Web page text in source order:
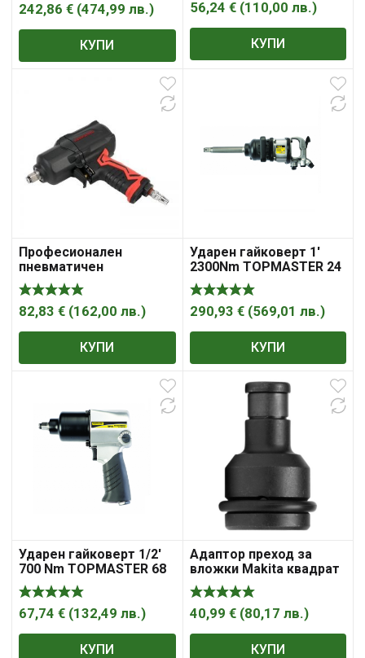
242,86 € (474,99 лв.)
КУПИ
AEROPRO 51359
56,24 € (110,00 лв.)
КУПИ
Професионален
пневматичен
композитен гайковерт
1400 Nm 1/2″ Dr. А301
82,83 € (162,00 лв.)
КУПИ
Ударен гайковерт 1′
2300Nm TOPMASTER 24
290,93 € (569,01 лв.)
КУПИ
Ударен гайковерт 1/2′
700 Nm TOPMASTER 68
67,74 € (132,49 лв.)
КУПИ
Адаптор преход за
вложки Makita квадрат
– квадрат 1/2″ х 1/4″
40,99 € (80,17 лв.)
КУПИ